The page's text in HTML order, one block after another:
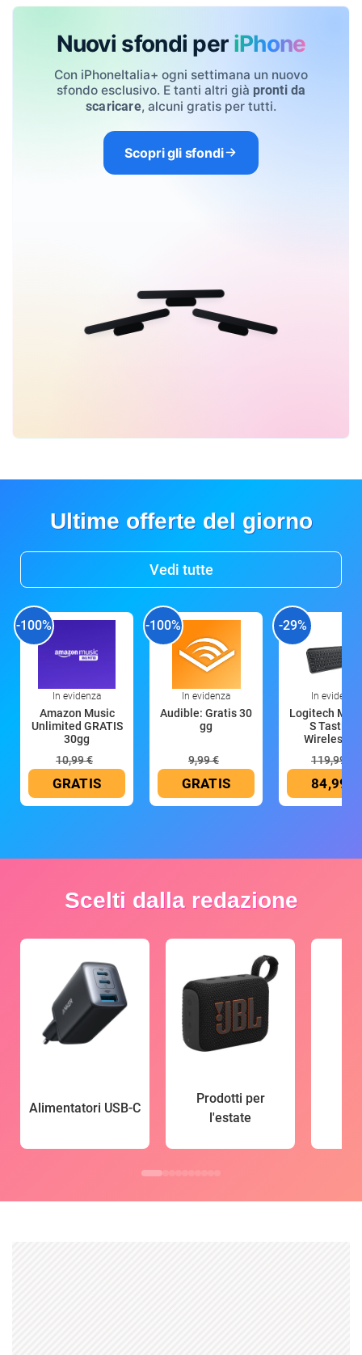
Nuovi sfondi per iPhone
Con iPhoneItalia+ ogni settimana un nuovo
sfondo esclusivo. E tanti altri già pronti da
scaricare, alcuni gratis per tutti.
Scopri gli sfondi
Ultime offerte del giorno
Vedi tutte
-100%
In evidenza
Amazon Music
Unlimited GRATIS
30gg
10,99 €
GRATIS
-100%
In evidenza
Audible: Gratis 30
gg
9,99 €
GRATIS
-29%
In evidenza
Logitech MX
S Tastiera
Wireless
119,99 €
84,99 €
Scelti dalla redazione
Alimentatori USB-C
Prodotti per
l'estate